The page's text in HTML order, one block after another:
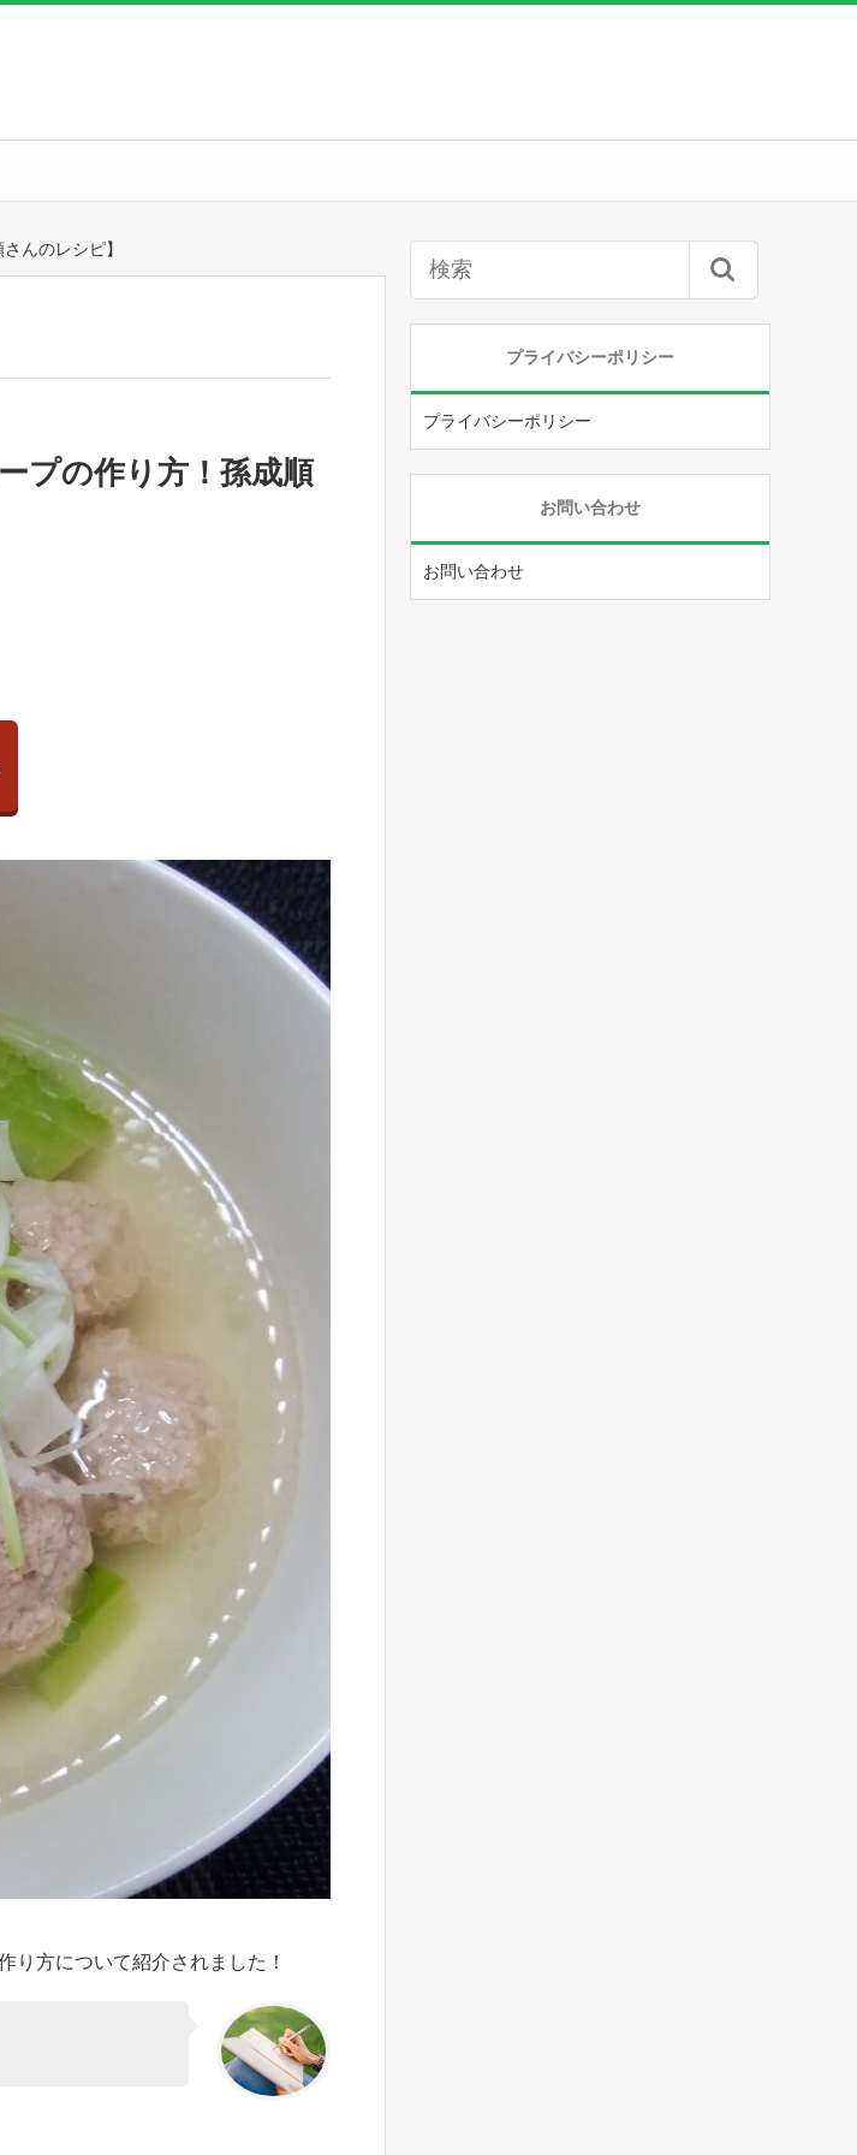
んのレシピ】
プの作り方！孫成順
り方について紹介されました！
プライバシーポリシー
プライバシーポリシー
お問い合わせ
お問い合わせ